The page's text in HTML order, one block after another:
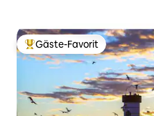
Beliebter Gäste-Favorit.
Gäste-Favorit